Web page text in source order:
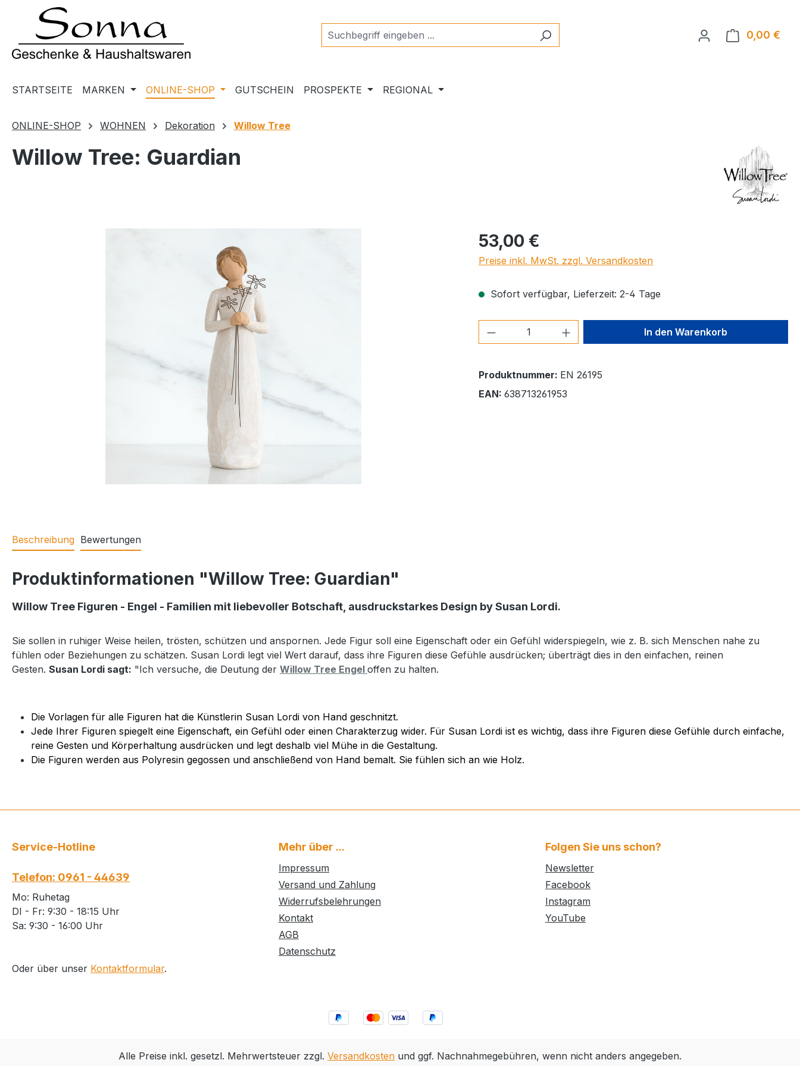
Hauptinhalt springen
Zur Suche springen
Zur Hauptnavigation springen
0,00 €
STARTSEITE MARKEN ONLINE-SHOP GUTSCHEIN PROSPEKTE REGIONAL
ONLINE-SHOP WOHNEN Dekoration Willow Tree
Willow Tree: Guardian
Regulärer Preis:
53,00 €
Preise inkl. MwSt. zzgl. Versandkosten
Sofort verfügbar, Lieferzeit: 2-4 Tage
Produkt Anzahl: Gib den gewünschten Wert
In den Warenkorb
Produktnummer: EN 26195
EAN: 638713261953
Beschreibung Bewertungen
Produktinformationen "Willow Tree: Guardian"
Willow Tree Figuren - Engel - Familien mit liebevoller Botschaft, ausdruckstarkes Design by Susan Lordi.
Sie sollen in ruhiger Weise heilen, trösten, schützen und anspornen. Jede Figur soll eine Eigenschaft oder ein Gefühl widerspiegeln, wie z. B. sich Menschen nahe zu
fühlen oder Beziehungen zu schätzen. Susan Lordi legt viel Wert darauf, dass ihre Figuren diese Gefühle ausdrücken; überträgt dies in den einfachen, reinen
Gesten. Susan Lordi sagt: "Ich versuche, die Deutung der Willow Tree Engel offen zu halten.
Die Vorlagen für alle Figuren hat die Künstlerin Susan Lordi von Hand geschnitzt.
Jede Ihrer Figuren spiegelt eine Eigenschaft, ein Gefühl oder einen Charakterzug wider. Für Susan Lordi ist es wichtig, dass ihre Figuren diese Gefühle durch einfache,
reine Gesten und Körperhaltung ausdrücken und legt deshalb viel Mühe in die Gestaltung.
Die Figuren werden aus Polyresin gegossen und anschließend von Hand bemalt. Sie fühlen sich an wie Holz.
Service-Hotline
Telefon: 0961 - 44639
Mo: Ruhetag
DI - Fr: 9:30 - 18:15 Uhr
Sa: 9:30 - 16:00 Uhr
Oder über unser Kontaktformular.
Mehr über ...
Impressum
Versand und Zahlung
Widerrufsbelehrungen
Kontakt
AGB
Datenschutz
Folgen Sie uns schon?
Newsletter
Facebook
Instagram
YouTube
Alle Preise inkl. gesetzl. Mehrwertsteuer zzgl. Versandkosten und ggf. Nachnahmegebühren, wenn nicht anders angegeben.